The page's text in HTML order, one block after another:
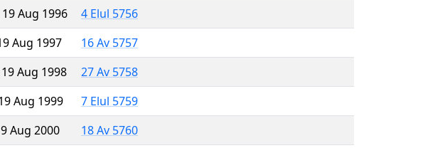
Aug 1996
4 Elul 5756
Aug 1997
16 Av 5757
Aug 1998
27 Av 5758
Aug 1999
7 Elul 5759
Aug 2000
18 Av 5760